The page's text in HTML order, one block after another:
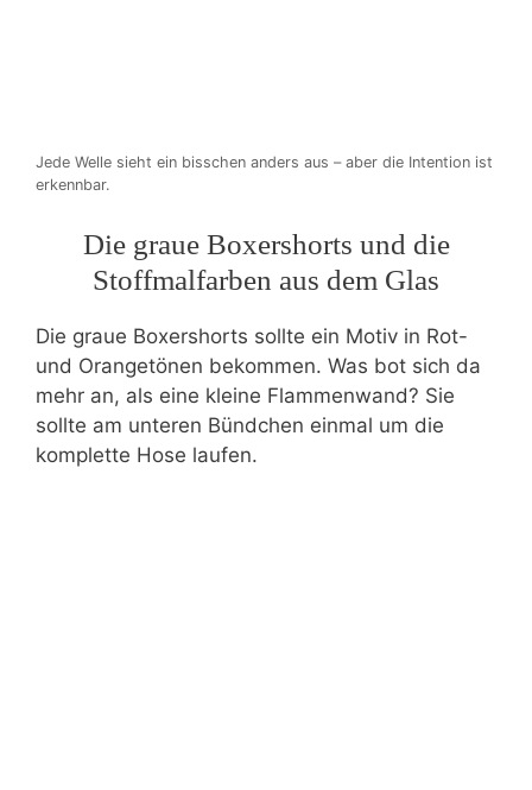
Jede Welle sieht ein bisschen anders aus – aber die Intention ist
erkennbar.
Die graue Boxershorts und die
Stoffmalfarben aus dem Glas
Die graue Boxershorts sollte ein Motiv in Rot-
und Orangetönen bekommen. Was bot sich da
mehr an, als eine kleine Flammenwand? Sie
sollte am unteren Bündchen einmal um die
komplette Hose laufen.